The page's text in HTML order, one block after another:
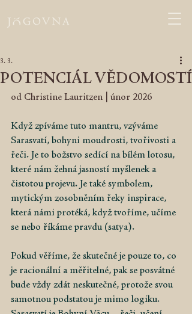
POTENCIÁL VĚDOMOSTÍ
3. 3.
od Christine Lauritzen | únor 2026
Když zpíváme tuto mantru, vzýváme
Sarasvatí, bohyni moudrosti, tvořivosti a
řeči. Je to božstvo sedící na bílém lotosu,
které nám žehná jasností myšlenek a
čistotou projevu. Je také symbolem,
mytickým zosobněním řeky inspirace,
která námi protéká, když tvoříme, učíme
se nebo říkáme pravdu (satya).
Pokud věříme, že skutečné je pouze to, co
je racionální a měřitelné, pak se posvátné
bude vždy zdát neskutečné, protože svou
samotnou podstatou je mimo logiku.